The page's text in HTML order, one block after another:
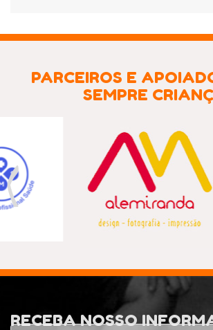
PARCEIROS E
SEMPRE
Previous
RECEBA NOSSO